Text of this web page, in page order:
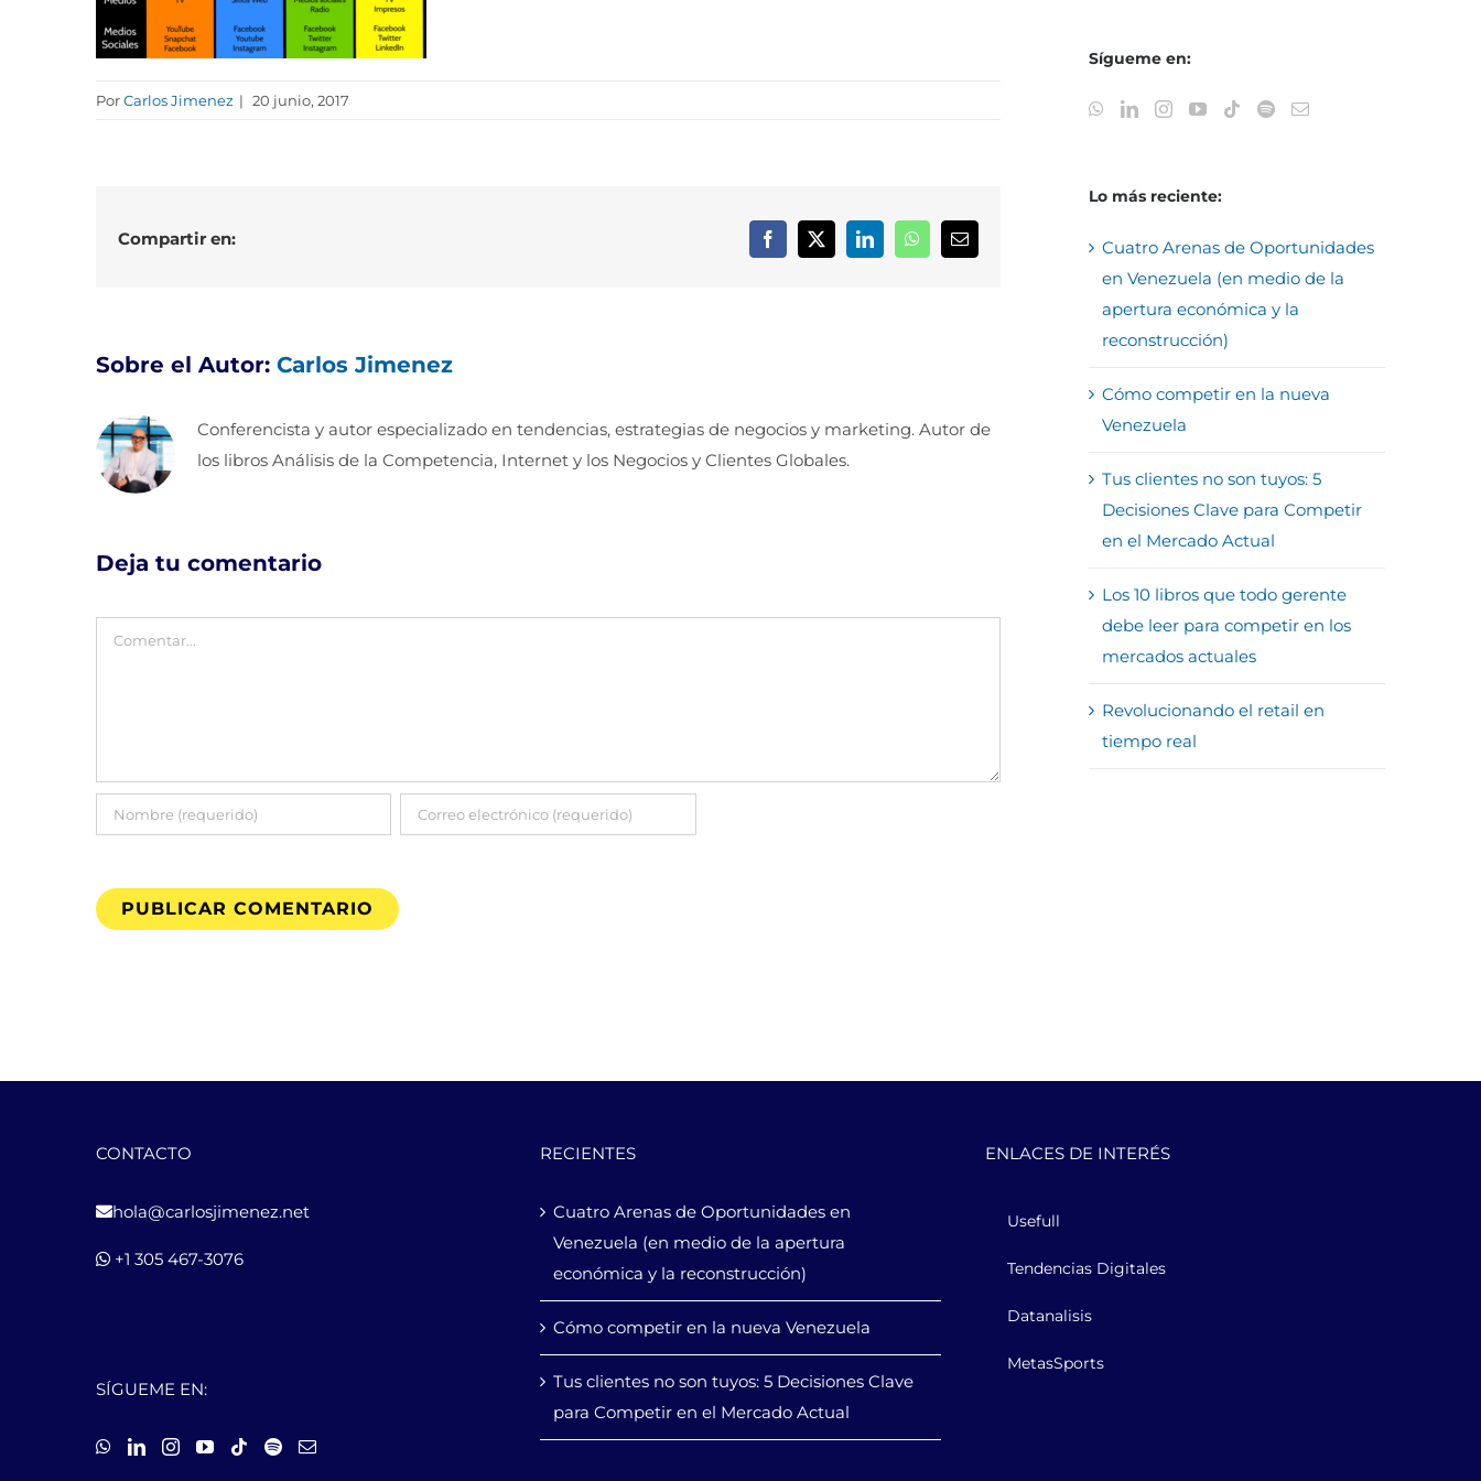
PorCarlos Jimenez | 20 junio, 2017
Compartir en: Facebook
X LinkedInWhatsAppCorreo
electrónico
Sobre el Autor: Carlos Jimenez
Conferencista y autor especializado en tendencias, estrategias de negocios y marketing. Autor de
los libros Análisis de la Competencia, Internet y los Negocios y Clientes Globales.
Deja tu comentario
Comentar
Sígueme en:
Lo más reciente:
Cuatro Arenas de Oportunidades
en Venezuela (en medio de la
apertura económica y la
reconstrucción)
Cómo competir en la nueva
Venezuela
Tus clientes no son tuyos: 5
Decisiones Clave para Competir
en el Mercado Actual
Los 10 libros que todo gerente
debe leer para competir en los
mercados actuales
Revolucionando el retail en
tiempo real
CONTACTO
hola@carlosjimenez.net
+1 305 467-3076
SÍGUEME EN:
RECIENTES
Cuatro Arenas de Oportunidades en
Venezuela (en medio de la apertura
económica y la reconstrucción)
Cómo competir en la nueva Venezuela
Tus clientes no son tuyos: 5 Decisiones Clave
para Competir en el Mercado Actual
ENLACES DE INTERÉS
Usefull
Tendencias Digitales
Datanalisis
MetasSports